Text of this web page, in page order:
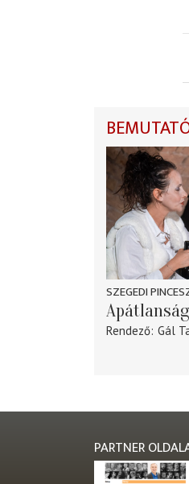
SZEGEDI
Apátlanság
Rendező Gál
PARTNER